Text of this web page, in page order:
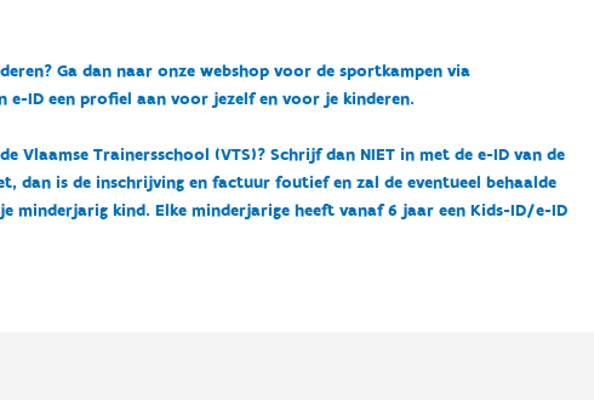
Ga dan naar onze webshop voor de sportkampen via
e-ID een profiel aan voor jezelf en voor je kinderen.
Vlaamse Trainersschool (VTS)? Schrijf dan NIET in met de e-ID van de
dan is de inschrijving en factuur foutief en zal de eventueel behaalde
minderjarig kind. Elke minderjarige heeft vanaf 6 jaar een Kids-ID/e-ID